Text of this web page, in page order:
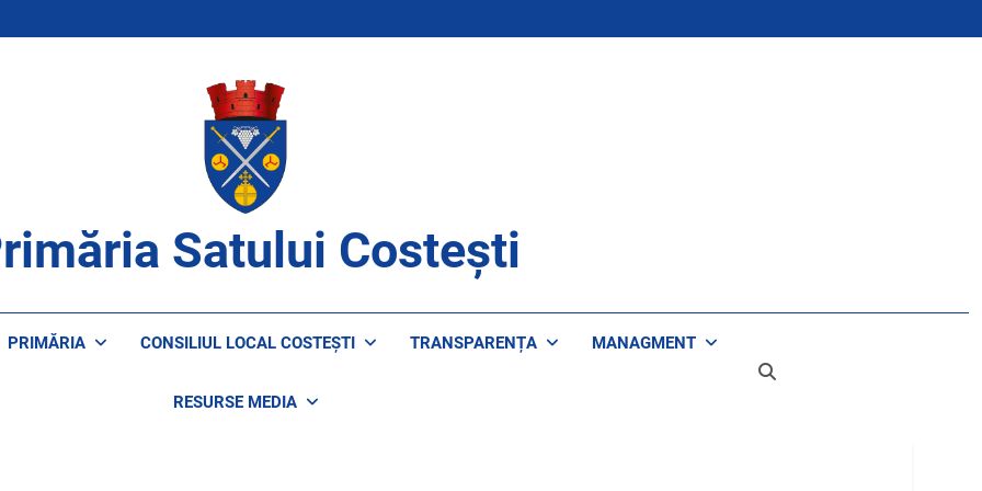
Satului Costești
PRIMĂRIA CONSILIUL LOCAL COSTEȘTI TRANSPARENȚA MANAGMENT
RESURSE MEDIA